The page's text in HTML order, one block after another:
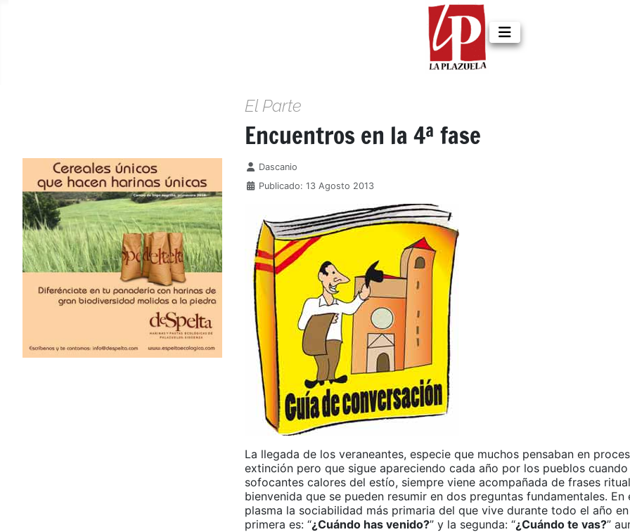
El Parte
Encuentros en la 4ª fase
Detalles
Dascanio
Publicado: 13 Agosto 2013
La llegada de los veraneantes, especie que muchos pensaban en
extinción pero que sigue apareciendo cada año por los pueblos
sofocantes calores del estío, siempre viene acompañada de frases
bienvenida que se pueden resumir en dos preguntas fundamentales. En
plasma la sociabilidad más primaria del que vive durante todo el año
primera es: “¿Cuándo has venido?” y la segunda: “¿Cuándo te vas?”